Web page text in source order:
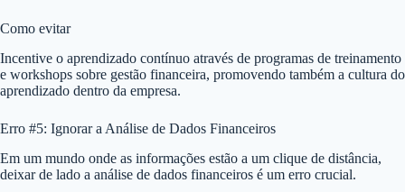
Como evitar
Incentive o aprendizado contínuo através de programas de treinamento
e workshops sobre gestão financeira, promovendo também a cultura do
aprendizado dentro da empresa.
Erro #5: Ignorar a Análise de Dados Financeiros
Em um mundo onde as informações estão a um clique de distância,
deixar de lado a análise de dados financeiros é um erro crucial.